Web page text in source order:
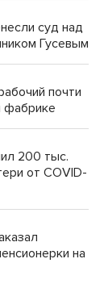
суд над
Гусевым
почти
фабрике
200 тыс.
от COVID-
на